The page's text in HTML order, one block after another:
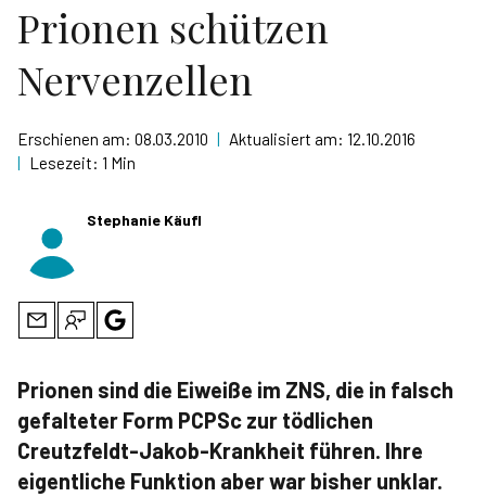
Prionen schützen
Nervenzellen
Erschienen am: 08.03.2010 | Aktualisiert am: 12.10.2016
| Lesezeit: 1 Min
Stephanie Käufl
Prionen sind die Eiweiße im ZNS, die in falsch
gefalteter Form PCPSc zur tödlichen
Creutzfeldt-Jakob-Krankheit führen. Ihre
eigentliche Funktion aber war bisher unklar.